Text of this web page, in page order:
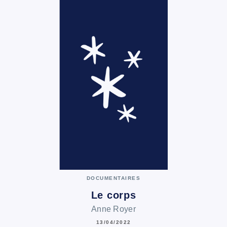
DOCUMENTAIRES
Le corps
Anne Royer
13/04/2022